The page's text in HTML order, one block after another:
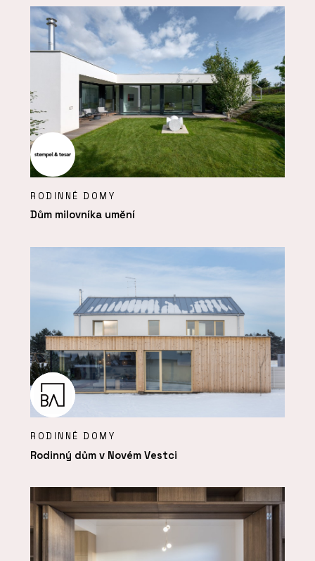
RODINNÉ DOMY
Dům milovníka umění
RODINNÉ DOMY
Rodinný dům v Novém Vestci